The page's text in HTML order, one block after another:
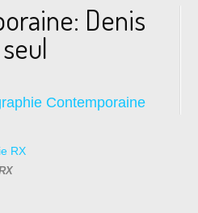
Denis
Contemporaine